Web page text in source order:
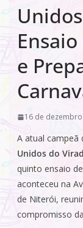
e
16 de
A atual campeã
Unidos do
quinto ensaio
aconteceu na
de Niterói,
compromisso